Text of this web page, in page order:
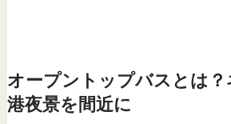
オープントップバスとは
港夜景を間近に